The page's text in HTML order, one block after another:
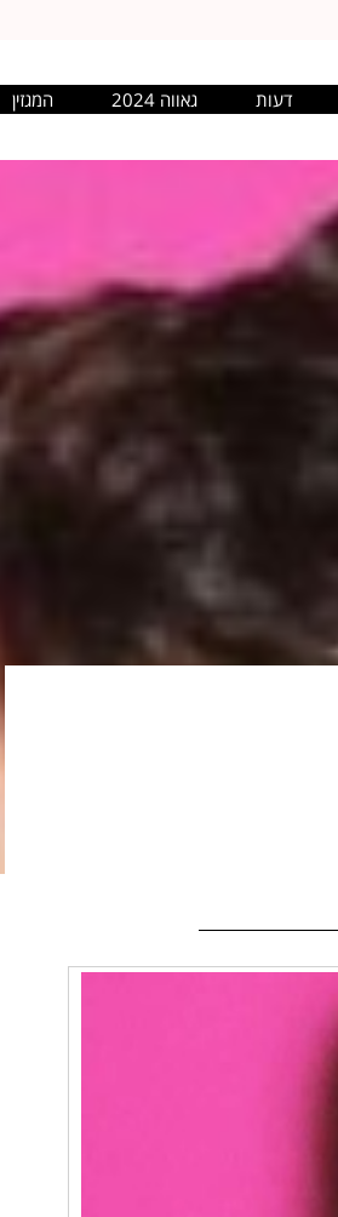
דעות גאווה 2024 המגזין